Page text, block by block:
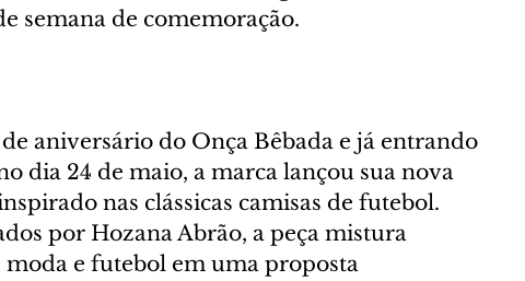
semana de comemoração.
aniversário do Onça Bêbada e já entrando
dia 24 de maio, a marca lançou sua nova
nas clássicas camisas de futebol.
por Hozana Abrão, a peça mistura
e futebol em uma proposta